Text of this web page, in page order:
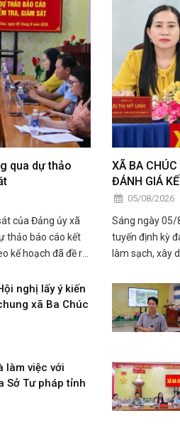
qua dự thảo
của Đảng ủy xã
thảo báo cáo kết
kế hoạch đã đề ra.
XÃ BA
ĐÁNH GIÁ
05/08/2026
Sáng ngày
tuyến định kỳ
làm sạch, xây
dụng VNeID”
nghị lấy ý kiến
xã Ba Chúc
làm việc với
Sở Tư pháp tỉnh